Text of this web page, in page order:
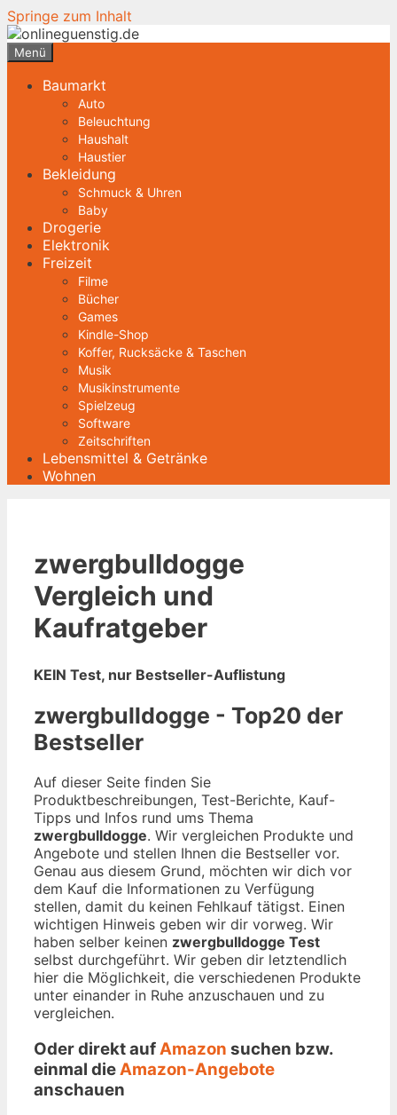
Springe zum Inhalt
Menü
Baumarkt
Auto
Beleuchtung
Haushalt
Haustier
Bekleidung
Schmuck & Uhren
Baby
Drogerie
Elektronik
Freizeit
Filme
Bücher
Games
Kindle-Shop
Koffer, Rucksäcke & Taschen
Musik
Musikinstrumente
Spielzeug
Software
Zeitschriften
Lebensmittel & Getränke
Wohnen
zwergbulldogge
Vergleich und
Kaufratgeber
KEIN Test, nur Bestseller-Auflistung
zwergbulldogge - Top20 der
Bestseller
Auf dieser Seite finden Sie
Produktbeschreibungen, Test-Berichte, Kauf-
Tipps und Infos rund ums Thema
zwergbulldogge. Wir vergleichen Produkte und
Angebote und stellen Ihnen die Bestseller vor.
Genau aus diesem Grund, möchten wir dich vor
dem Kauf die Informationen zu Verfügung
stellen, damit du keinen Fehlkauf tätigst. Einen
wichtigen Hinweis geben wir dir vorweg. Wir
haben selber keinen zwergbulldogge Test
selbst durchgeführt. Wir geben dir letztendlich
hier die Möglichkeit, die verschiedenen Produkte
unter einander in Ruhe anzuschauen und zu
vergleichen.
Oder direkt aufAmazon suchen bzw.
einmal dieAmazon-Angebote
anschauen